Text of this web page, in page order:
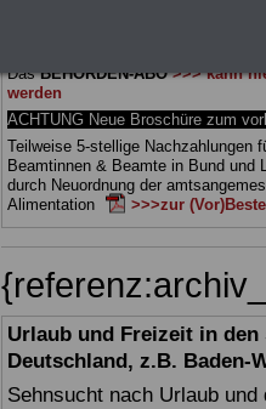
DasBEHÖRDEN-ABO >>> kann
werden
ACHTUNG Neue Broschüre zum
Teilweise 5-stellige Nachzahlungen
Beamtinnen & Beamte in Bund und
durch Neuordnung der
Alimentation
>>>zur
Urlaub und Freizeit in
Deutschland, z.B. Baden-
Sehnsucht nach Urlaub